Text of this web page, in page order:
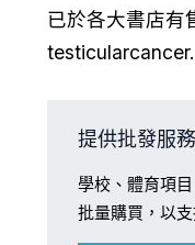
已於各大書店有
提供批發服務
學校、體育項
批量購買，以